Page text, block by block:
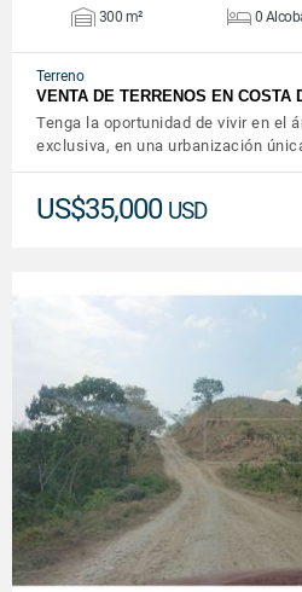
300 m² 0
Terreno
VENTA DE TERRENOS EN
Tenga la oportunidad de vivir en el
exclusiva, en una urbanización
US$35,000 USD
VER